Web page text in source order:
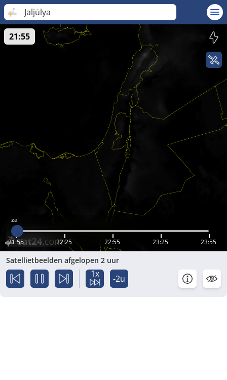
Jaljūlya
za
21:55 22:25 22:55 23:25 23:55
21:55
Satellietbeelden afgelopen 2 uur
1x -2u